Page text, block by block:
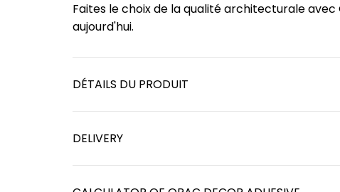
Faites le choix de la qualité architecturale avec
aujourd'hui.
DÉTAILS DU PRODUIT
DELIVERY